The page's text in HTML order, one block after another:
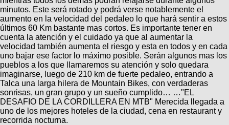
minutos. Este será rotado y podrá verse notablemente el
aumento en la velocidad del pedaleo lo que hará sentir a estos
últimos 60 Km bastante mas cortos. Es importante tener en
cuenta la atención y el cuidado ya que al aumentar la
velocidad también aumenta el riesgo y esta en todos y en cada
uno bajar ese factor lo máximo posible. Serán algunos mas los
pueblos a los que llamaremos su atención y solo quedara
imaginarse, luego de 210 km de fuerte pedaleo, entrando a
Talca una larga hilera de Mountain Bikes, con verdaderas
sonrisas, un gran grupo y un sueño cumplido… …"EL
DESAFIO DE LA CORDILLERA EN MTB" Merecida llegada a
uno de los mejores hoteles de la ciudad, cena en restaurant y
recorrida nocturna.